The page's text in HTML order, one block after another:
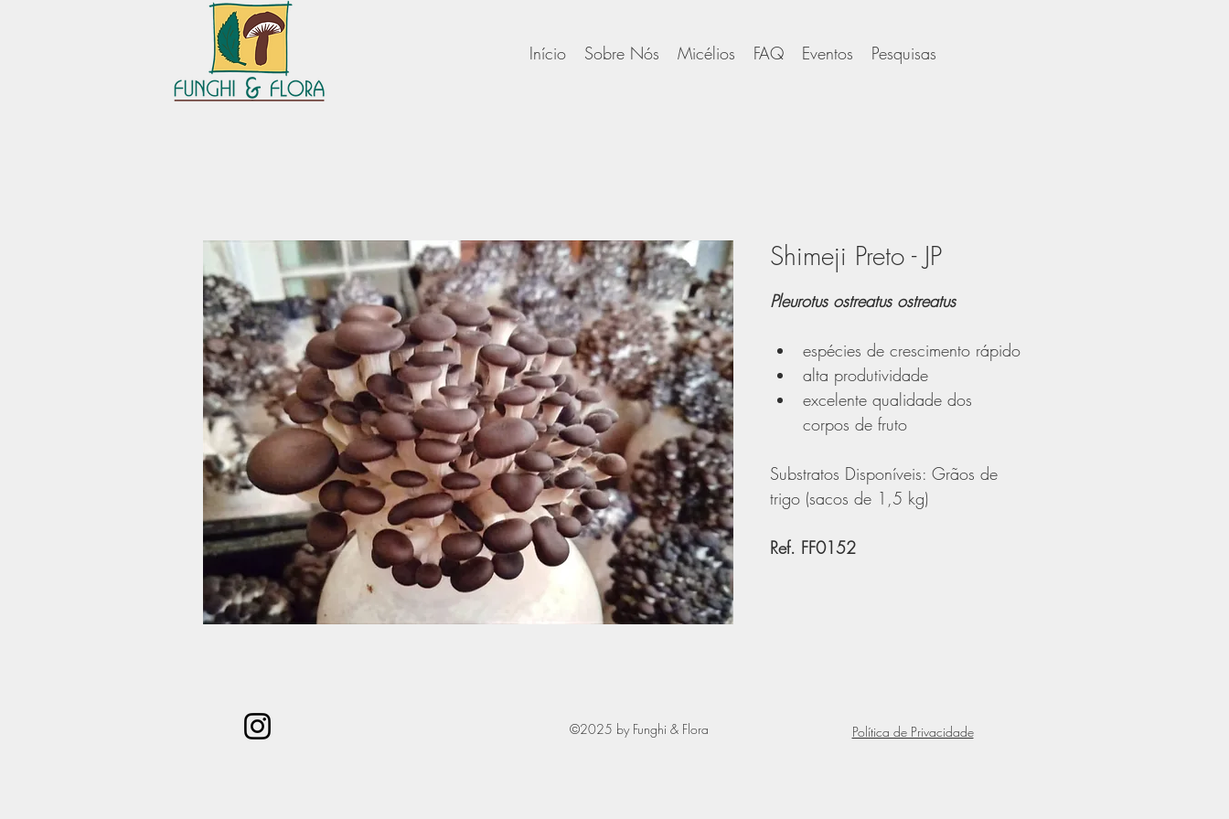
Início Sobre Nós Micélios FAQ Eventos Pesquisas
Shimeji Preto - JP
Pleurotus ostreatus ostreatus
espécies de crescimento rápido
alta produtividade
excelente qualidade dos
corpos de fruto
Substratos Disponíveis: Grãos de
trigo (sacos de 1,5 kg)
Ref. FF0152
Política de Privacidade
©2025 by Funghi & Flora